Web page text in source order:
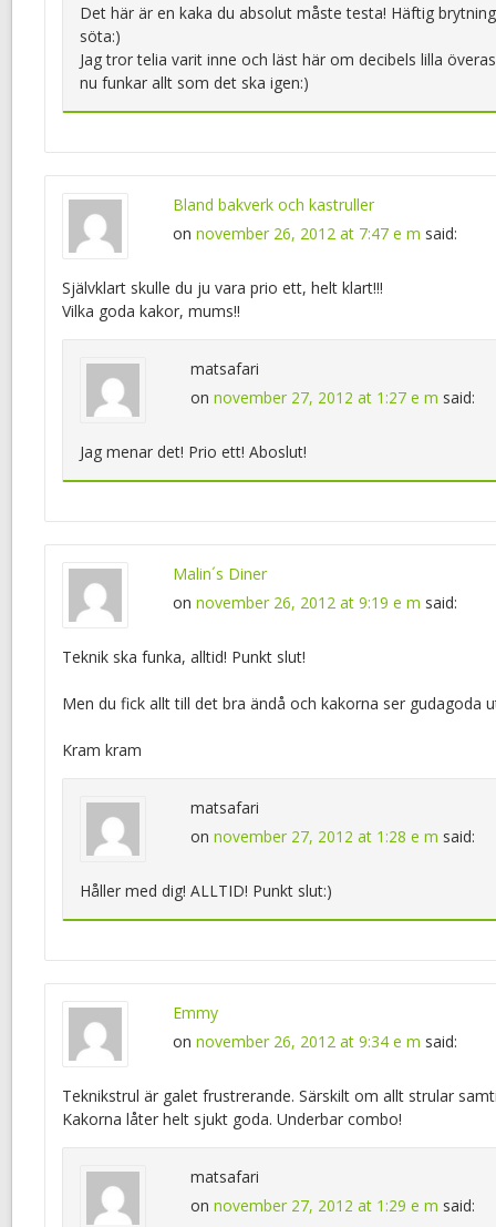
Det här är en kaka du absolut måste testa! Häftig
söta:)
Jag tror telia varit inne och läst här om decibels lilla
nu funkar allt som det ska igen:)
Bland bakverk och kastruller
on november 26, 2012 at 7:47 e m said:
Självklart skulle du ju vara prio ett, helt klart!!!
Vilka goda kakor, mums!!
matsafari
on november 27, 2012 at 1:27 e m said:
Jag menar det! Prio ett! Aboslut!
Malin´s Diner
on november 26, 2012 at 9:19 e m said:
Teknik ska funka, alltid! Punkt slut!
Men du fick allt till det bra ändå och kakorna ser gudagoda
Kram kram
matsafari
on november 27, 2012 at 1:28 e m said:
Håller med dig! ALLTID! Punkt slut:)
Emmy
on november 26, 2012 at 9:34 e m said:
Teknikstrul är galet frustrerande. Särskilt om allt strular
Kakorna låter helt sjukt goda. Underbar combo!
matsafari
on november 27, 2012 at 1:29 e m said: